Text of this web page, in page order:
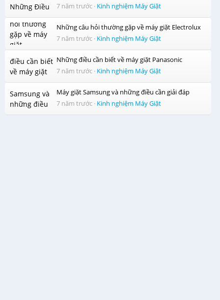
7 năm trước · Kinh nghiệm Máy Giặt
Những câu hỏi thường gặp về máy giặt Electrolux
7 năm trước · Kinh nghiệm Máy Giặt
Những điều cần biết về máy giặt Panasonic
7 năm trước · Kinh nghiệm Máy Giặt
Máy giặt Samsung và những điều cần giải đáp
7 năm trước · Kinh nghiệm Máy Giặt